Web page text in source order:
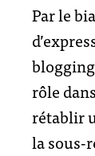
Par le
rôle
rétablir
la sous-